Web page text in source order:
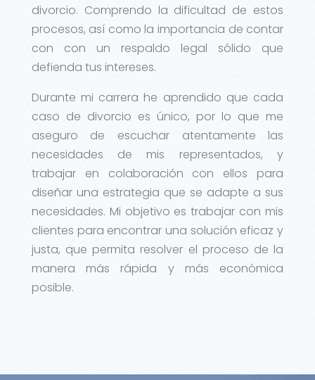
divorcio. Comprendo la dificultad de estos
procesos, así como la importancia de contar
con con un respaldo legal sólido que
defienda tus intereses.
Durante mi carrera he aprendido que cada
caso de divorcio es único, por lo que me
aseguro de escuchar atentamente las
necesidades de mis representados, y
trabajar en colaboración con ellos para
diseñar una estrategia que se adapte a sus
necesidades. Mi objetivo es trabajar con mis
clientes para encontrar una solución eficaz y
justa, que permita resolver el proceso de la
manera más rápida y más económica
posible.